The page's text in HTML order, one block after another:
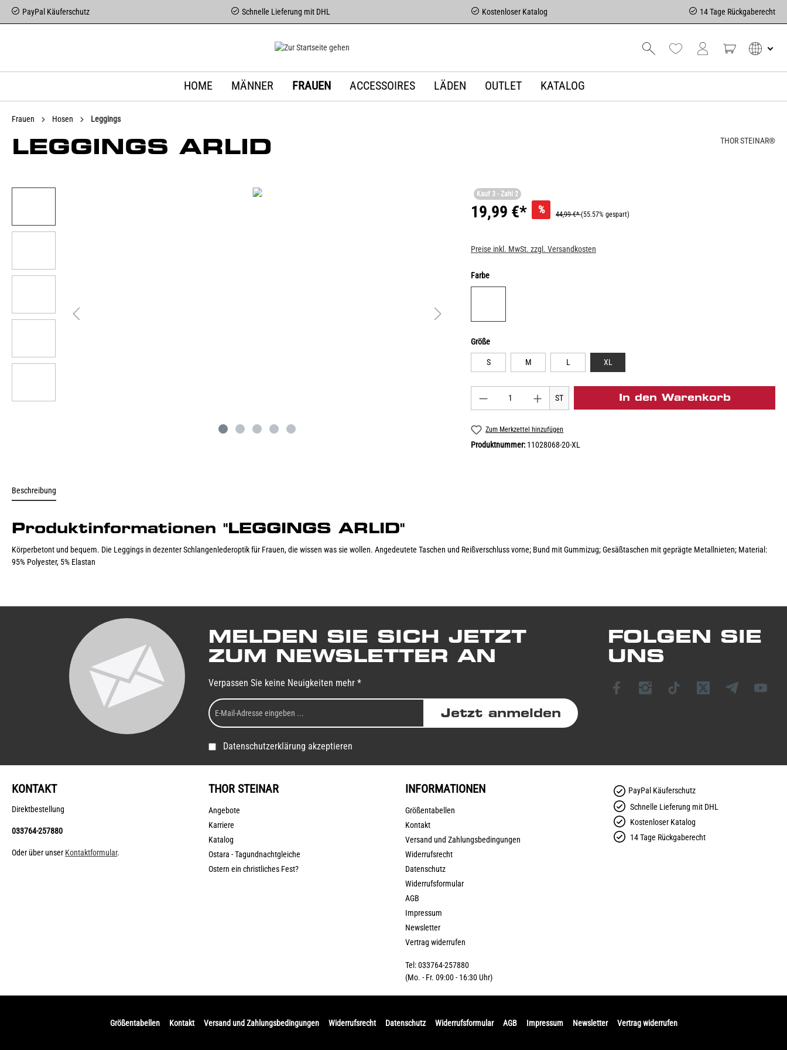
PayPal Käuferschutz Schnelle Lieferung mit DHL Kostenloser Katalog 14 Tage Rückgaberecht
HOME MÄNNER FRAUEN ACCESSOIRES LÄDEN OUTLET KATALOG
Frauen Hosen Leggings
LEGGINGS ARLID THOR STEINAR®
Kauf 3 - Zahl 2
19,99 €* % 44,99 €*(55.57% gespart)
Preise inkl. MwSt. zzgl. Versandkosten
Farbe
Größe
S M L XL
ST In den Warenkorb
Zum Merkzettel hinzufügen
Produktnummer: 11028068-20-XL
Beschreibung
Produktinformationen "LEGGINGS ARLID"
Körperbetont und bequem. Die Leggings in dezenter Schlangenlederoptik für Frauen, die wissen was sie wollen. Angedeutete Taschen und Reißverschluss vorne; Bund mit Gummizug; Gesäßtaschen mit geprägte Metallnieten; Material:
95% Polyester, 5% Elastan
MELDEN SIE SICH JETZT
ZUM NEWSLETTER AN
Verpassen Sie keine Neuigkeiten mehr *
Jetzt anmelden
Datenschutzerklärung akzeptieren
FOLGEN SIE
UNS
KONTAKT
Direktbestellung
033764-257880
Oder über unser Kontaktformular.
THOR STEINAR
Angebote
Karriere
Katalog
Ostara - Tagundnachtgleiche
Ostern ein christliches Fest?
INFORMATIONEN
Größentabellen
Kontakt
Versand und Zahlungsbedingungen
Widerrufsrecht
Datenschutz
Widerrufsformular
AGB
Impressum
Newsletter
Vertrag widerrufen
Tel: 033764-257880
(Mo. - Fr. 09:00 - 16:30 Uhr)
PayPal Käuferschutz
Schnelle Lieferung mit DHL
Kostenloser Katalog
14 Tage Rückgaberecht
Größentabellen Kontakt Versand und Zahlungsbedingungen Widerrufsrecht Datenschutz Widerrufsformular AGB Impressum Newsletter Vertrag widerrufen